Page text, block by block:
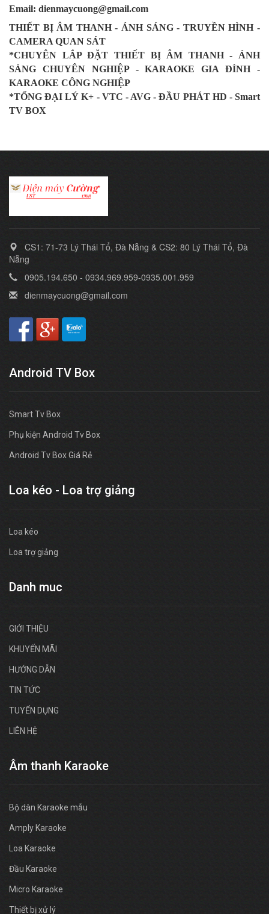
Email: dienmaycuong@gmail.com
THIẾT BỊ ÂM THANH - ÁNH SÁNG - TRUYỀN HÌNH -
CAMERA QUAN SÁT
*CHUYÊN LẮP ĐẶT THIẾT BỊ ÂM THANH - ÁNH
SÁNG CHUYÊN NGHIỆP - KARAOKE GIA ĐÌNH -
KARAOKE CÔNG NGHIỆP
*TỔNG ĐẠI LÝ K+ - VTC - AVG - ĐẦU PHÁT HD - Smart
TV BOX
CS1: 71-73 Lý Thái Tổ, Đà Nẵng & CS2: 80 Lý Thái Tổ, Đà
Nẵng
0905.194.650 - 0934.969.959-0935.001.959
dienmaycuong@gmail.com
Android TV Box
Smart Tv Box
Phụ kiện Android Tv Box
Android Tv Box Giá Rẻ
Loa kéo - Loa trợ giảng
Loa kéo
Loa trợ giảng
Danh muc
GIỚI THIỆU
KHUYẾN MÃI
HƯỚNG DẪN
TIN TỨC
TUYỂN DỤNG
LIÊN HỆ
Âm thanh Karaoke
Bộ dàn Karaoke mẫu
Amply Karaoke
Loa Karaoke
Đầu Karaoke
Micro Karaoke
Thiết bị xử lý